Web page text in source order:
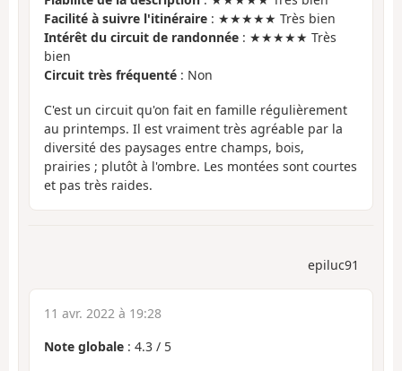
Facilité à suivre l'itinéraire : ★★★★★ Très bien
Intérêt du circuit de randonnée : ★★★★★ Très
bien
Circuit très fréquenté : Non
C'est un circuit qu'on fait en famille régulièrement
au printemps. Il est vraiment très agréable par la
diversité des paysages entre champs, bois,
prairies ; plutôt à l'ombre. Les montées sont courtes
et pas très raides.
epiluc91
11 avr. 2022 à 19:28
Note globale : 4.3 / 5